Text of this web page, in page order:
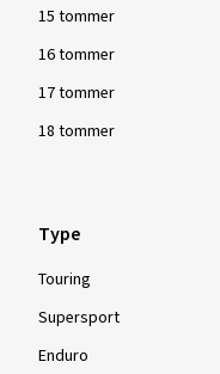
15 tommer
16 tommer
17 tommer
18 tommer
Type
Touring
Supersport
Enduro